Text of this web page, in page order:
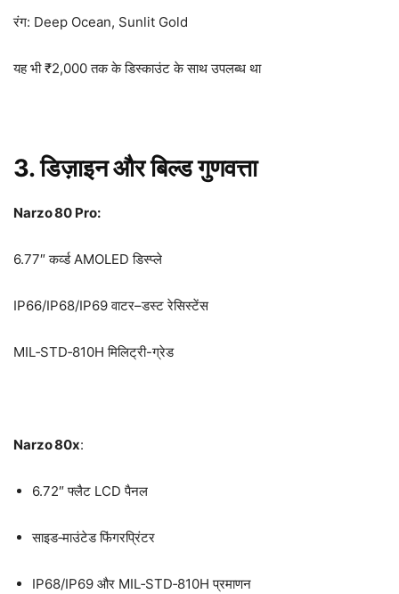
रंग: Deep Ocean, Sunlit Gold
यह भी ₹2,000 तक के डिस्काउंट के साथ उपलब्ध था
3. डिज़ाइन और बिल्ड गुणवत्ता
Narzo 80 Pro:
6.77″ कर्व्ड AMOLED डिस्प्ले
IP66/IP68/IP69 वाटर–डस्ट रेसिस्टेंस
MIL‑STD‑810H मिलिट्री-ग्रेड
Narzo 80x:
6.72″ फ्लैट LCD पैनल
साइड‑माउंटेड फिंगरप्रिंटर
IP68/IP69 और MIL‑STD‑810H प्रमाणन